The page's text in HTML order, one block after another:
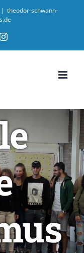
| theodor-schwann-
Instagram